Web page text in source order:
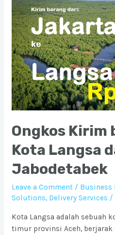
ke
Kota
Lhokseumawe
dari
Jabodetabek
Ongkos Kirim
Kota Langsa
Jabodetabek
Leave a Comment / Business
Solutions, Delivery Services /
Kota Langsa adalah sebuah
timur provinsi Aceh,